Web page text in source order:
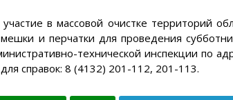
в массовой очистке территорий
и перчатки для проведения
технической инспекции по
справок: 8 (4132) 201-112, 201-113.